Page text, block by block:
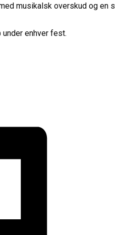
musikalsk overskud og
enhver fest.